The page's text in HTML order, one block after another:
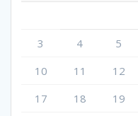
3
4 5
10
11 12
17
18 19